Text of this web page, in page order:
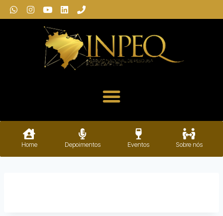
Home Depoimentos Eventos Sobre nós